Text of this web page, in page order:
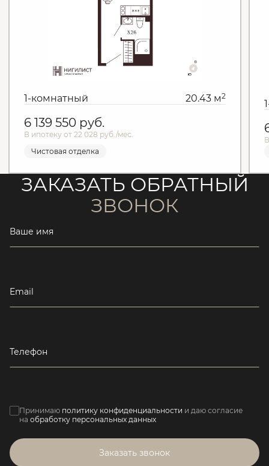
1-комнатный 20.43 м2
6 139 550 руб.
В ипотеку от 22 028 руб./мес.
Чистовая отделка
ЗАКАЗАТЬ ОБРАТНЫЙ
ЗВОНОК
Ваше имя
Email
Телефон
Принимаю политику конфиденциальности и даю согласие
на обработку персональных данных
Заказать звонок